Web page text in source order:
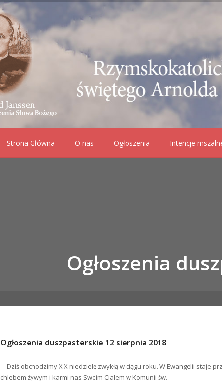
Strona Główna O nas Ogłoszenia Intencje
Ogłoszenia
Ogłoszenia duszpasterskie 12 sierpnia 2018
– Dziś obchodzimy XIX niedzielę zwykłą w ciągu roku. W Ewangelii staje
chlebem żywym i karmi nas Swoim Ciałem w Komunii św.